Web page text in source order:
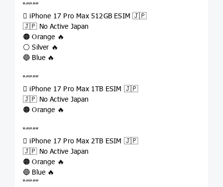
“””””
 iPhone 17 Pro Max 512GB ESIM 🇯🇵
🇯🇵 No Active Japan
🟠 Orange 🔥
⚪️ Silver 🔥
🔵 Blue 🔥
“””””
 iPhone 17 Pro Max 1TB ESIM 🇯🇵
🇯🇵 No Active Japan
🟠 Orange 🔥
“””””
 iPhone 17 Pro Max 2TB ESIM 🇯🇵
🇯🇵 No Active Japan
🟠 Orange 🔥
🔵 Blue 🔥
“””””